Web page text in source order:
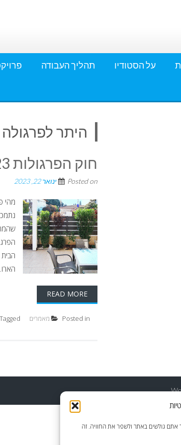
אתם גולשים באתר ולשפר את החוויה. זה
על הסטודיו תהליך העבודה
היתר לפרגולה
חוק הפרגולות 2023 – שאלות ותשובות
Posted on ינואר 22, 2023
מהי
READ MORE
Posted in מאמרים Tagged